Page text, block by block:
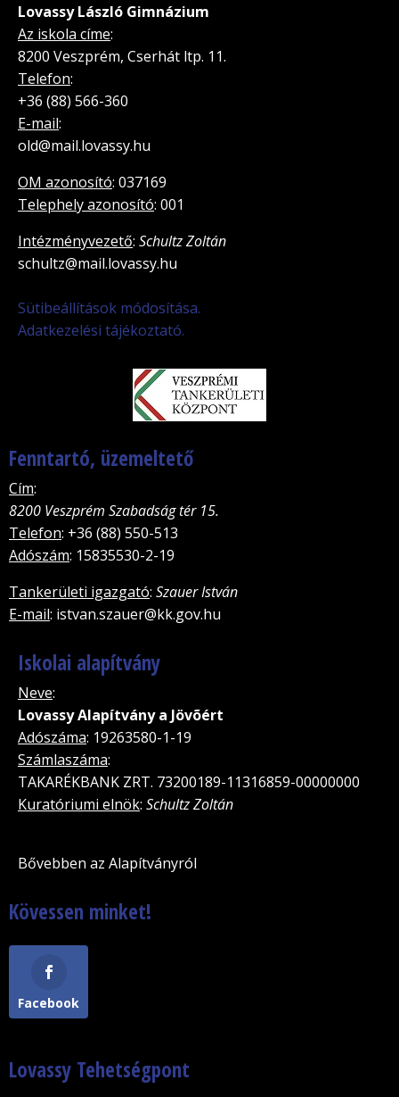
Lovassy László Gimnázium
Az iskola címe:
8200 Veszprém, Cserhát ltp. 11.
Telefon:
+36 (88) 566-360
E-mail:
old@mail.lovassy.hu
OM azonosító: 037169
Telephely azonosító: 001
Intézményvezető: Schultz Zoltán
schultz@mail.lovassy.hu
Sütibeállítások módosítása.
Adatkezelési tájékoztató.
Fenntartó, üzemeltető
Cím:
8200 Veszprém Szabadság tér 15.
Telefon: +36 (88) 550-513
Adószám: 15835530-2-19
Tankerületi igazgató: Szauer István
E-mail: istvan.szauer@kk.gov.hu
Iskolai alapítvány
Neve:
Lovassy Alapítvány a Jövõért
Adószáma: 19263580-1-19
Számlaszáma:
TAKARÉKBANK ZRT. 73200189-11316859-00000000
Kuratóriumi elnök: Schultz Zoltán
Bővebben az Alapítványról
Kövessen minket!
Facebook
Lovassy Tehetségpont